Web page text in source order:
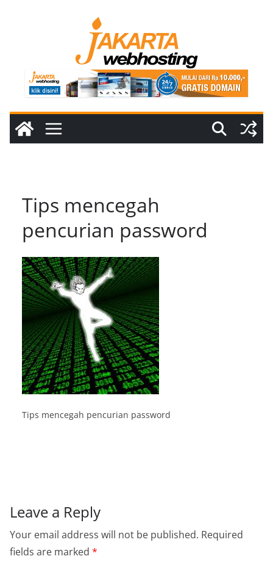
Tips mencegah
pencurian password
Tips mencegah pencurian password
Leave a Reply
Your email address will not be published. Required
fields are marked *